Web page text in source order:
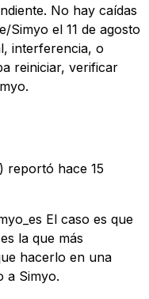
No hay caídas
Simyo el 11 de agosto
interferencia, o
reiniciar, verificar
reportó hace 15
El caso es que
la que más
hacerlo en una
a Simyo.